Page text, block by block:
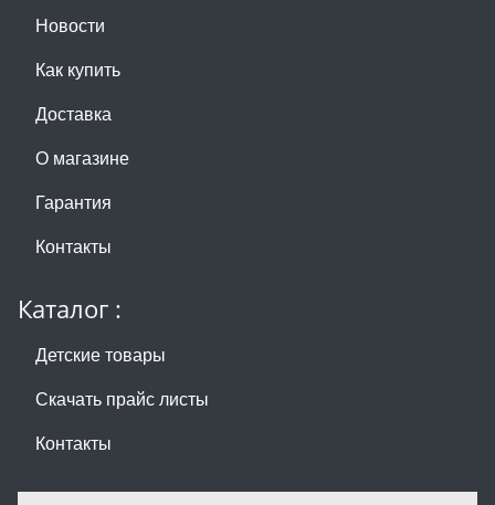
Новости
Как купить
Доставка
О магазине
Гарантия
Контакты
Каталог :
Детские товары
Скачать прайс листы
Контакты